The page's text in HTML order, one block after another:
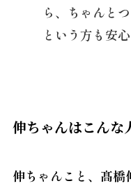
ら、ちゃんと
という方も安
伸ちゃんはこんな
伸ちゃんこと、髙